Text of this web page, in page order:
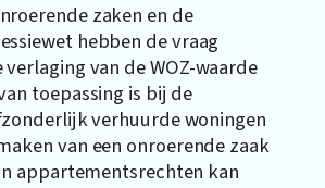
zaken en de
hebben de vraag
van de WOZ-waarde
toepassing is bij de
verhuurde woningen
van een onroerende zaak
appartementsrechten kan